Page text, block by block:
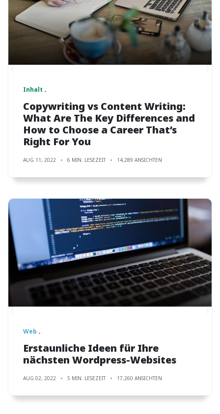
Inhalt
Copywriting vs Content Writing:
What Are The Key Differences and
How to Choose a Career That’s
Right For You
AUG 11, 2022 6 MIN. LESEZEIT 14,289 ANSICHTEN
Web
Erstaunliche Ideen für Ihre
nächsten Wordpress-Websites
AUG 02, 2022 5 MIN. LESEZEIT 17,260 ANSICHTEN